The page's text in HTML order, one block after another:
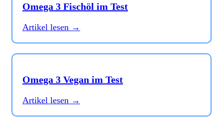
Omega 3 Fischöl im Test
Artikel lesen →
Omega 3 Vegan im Test
Artikel lesen →